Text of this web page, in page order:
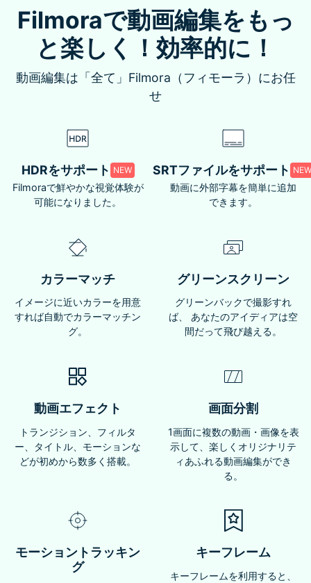
Filmoraで動画編集をもっ
と楽しく！効率的に！
動画編集は「全て」Filmora（フィモーラ）にお任
せ
HDRをサポート NEW
Filmoraで鮮やかな視覚体験が
可能になりました。
SRTファイルをサポート NEW
動画に外部字幕を簡単に追加
できます。
カラーマッチ
イメージに近いカラーを用意
すれば自動でカラーマッチン
グ。
グリーンスクリーン
グリーンバックで撮影すれ
ば、 あなたのアイディアは空
間だって飛び越える。
動画エフェクト
トランジション、フィルタ
ー、タイトル、モーションな
どが初めから数多く搭載。
画面分割
1画面に複数の動画・画像を表
示して、楽しくオリジナリテ
ィあふれる動画編集ができ
る。
モーショントラッキン
グ
キーフレーム
キーフレームを利用すると、